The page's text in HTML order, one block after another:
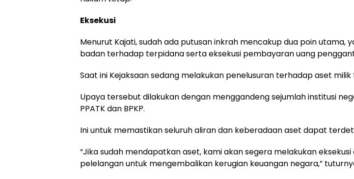
Eksekusi
Menurut Kajati, sudah ada putusan inkrah mencakup dua poin utama,
badan terhadap terpidana serta eksekusi pembayaran uang
Saat ini Kejaksaan sedang melakukan penelusuran terhadap aset
Upaya tersebut dilakukan dengan menggandeng sejumlah institusi
PPATK dan BPKP.
Ini untuk memastikan seluruh aliran dan keberadaan aset dapat
“Jika sudah mendapatkan aset, kami akan segera melakukan eksekusi
pelelangan untuk mengembalikan kerugian keuangan negara,”